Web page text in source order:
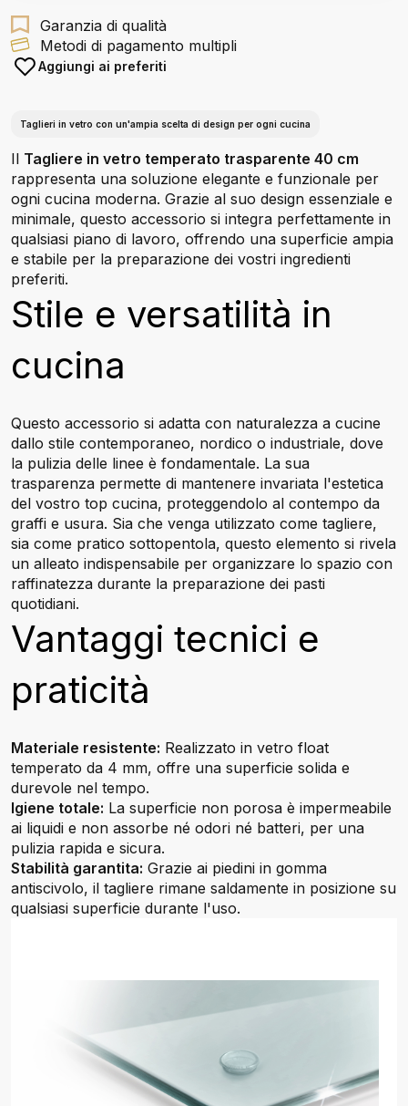
Garanzia di qualità
Metodi di pagamento multipli
Aggiungi ai preferiti
Taglieri in vetro con un'ampia scelta di design per ogni cucina
Il Tagliere in vetro temperato trasparente 40 cm
rappresenta una soluzione elegante e funzionale per
ogni cucina moderna. Grazie al suo design essenziale e
minimale, questo accessorio si integra perfettamente in
qualsiasi piano di lavoro, offrendo una superficie ampia
e stabile per la preparazione dei vostri ingredienti
preferiti.
Stile e versatilità in
cucina
Questo accessorio si adatta con naturalezza a cucine
dallo stile contemporaneo, nordico o industriale, dove
la pulizia delle linee è fondamentale. La sua
trasparenza permette di mantenere invariata l'estetica
del vostro top cucina, proteggendolo al contempo da
graffi e usura. Sia che venga utilizzato come tagliere,
sia come pratico sottopentola, questo elemento si rivela
un alleato indispensabile per organizzare lo spazio con
raffinatezza durante la preparazione dei pasti
quotidiani.
Vantaggi tecnici e
praticità
Materiale resistente: Realizzato in vetro float
temperato da 4 mm, offre una superficie solida e
durevole nel tempo.
Igiene totale: La superficie non porosa è impermeabile
ai liquidi e non assorbe né odori né batteri, per una
pulizia rapida e sicura.
Stabilità garantita: Grazie ai piedini in gomma
antiscivolo, il tagliere rimane saldamente in posizione su
qualsiasi superficie durante l'uso.